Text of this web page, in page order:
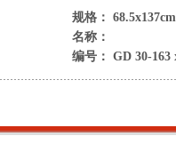
规格： 68.5x137cm
名称：
编号： GD 30-163